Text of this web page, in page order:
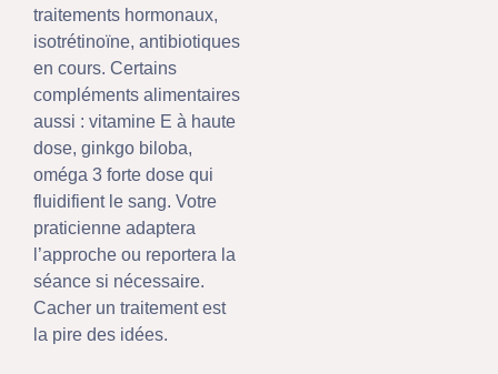
traitements hormonaux,
isotrétinoïne, antibiotiques
en cours. Certains
compléments alimentaires
aussi : vitamine E à haute
dose, ginkgo biloba,
oméga 3 forte dose qui
fluidifient le sang. Votre
praticienne adaptera
l’approche ou reportera la
séance si nécessaire.
Cacher un traitement est
la pire des idées.